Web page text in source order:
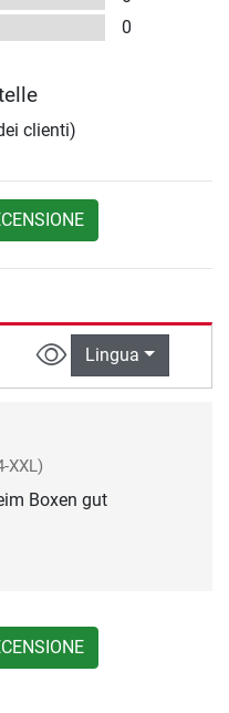
0
clienti)
Lingua
XXL)
Boxen gut